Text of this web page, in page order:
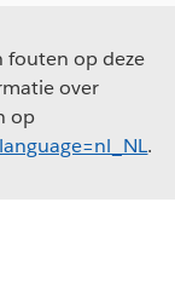
fouten op deze
over
op
.